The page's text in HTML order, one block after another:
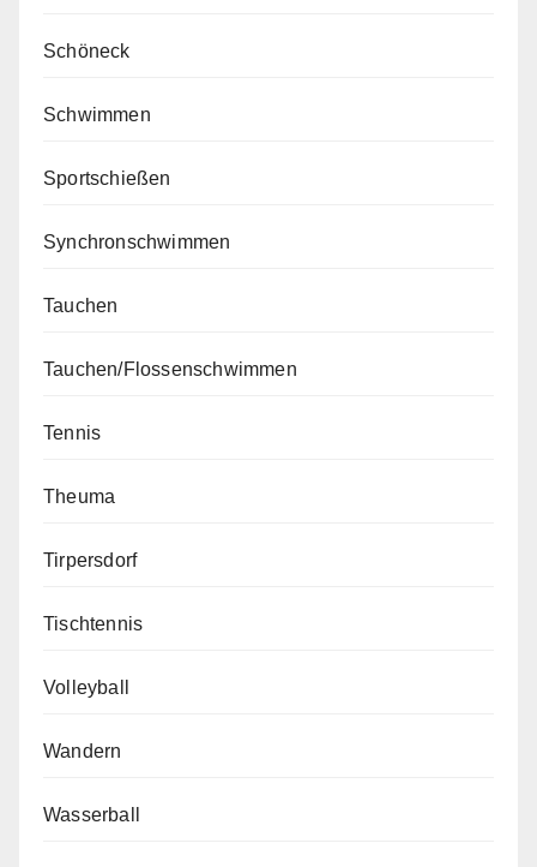
Schöneck
Schwimmen
Sportschießen
Synchronschwimmen
Tauchen
Tauchen/Flossenschwimmen
Tennis
Theuma
Tirpersdorf
Tischtennis
Volleyball
Wandern
Wasserball